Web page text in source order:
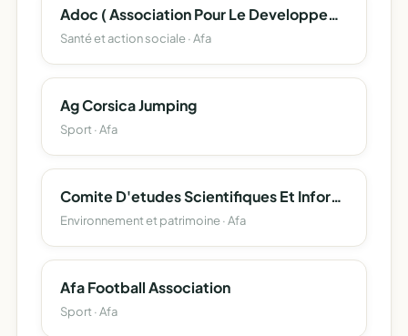
Adoc ( Association Pour Le Developpement De L'oncologie En Corse )
Santé et action sociale · Afa
Ag Corsica Jumping
Sport · Afa
Comite D'etudes Scientifiques Et Informatiques De La Toponymie Corse (Cesit-Corsica)
Environnement et patrimoine · Afa
Afa Football Association
Sport · Afa